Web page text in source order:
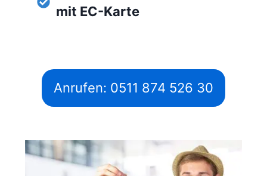
mit EC-Karte
Anrufen: 0511 874 526 30